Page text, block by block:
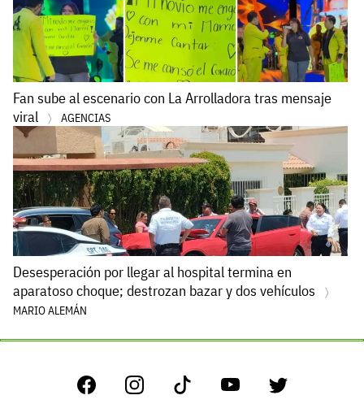
Fan sube al escenario con La Arrolladora tras mensaje
viral
AGENCIAS
Desesperación por llegar al hospital termina en
aparatoso choque; destrozan bazar y dos vehículos
MARIO ALEMÁN